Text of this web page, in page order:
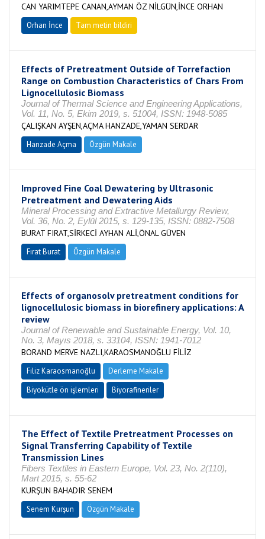
CAN YARIMTEPE CANAN,AYMAN ÖZ NİLGÜN,İNCE ORHAN
Orhan İnce Tam metin bildiri
Effects of Pretreatment Outside of Torrefaction
Range on Combustion Characteristics of Chars From
Lignocellulosic Biomass
Journal of Thermal Science and Engineering Applications,
Vol. 11, No. 5, Ekim 2019, s. 51004, ISSN: 1948-5085
ÇALIŞKAN AYŞEN,AÇMA HANZADE,YAMAN SERDAR
Hanzade Açma Özgün Makale
Improved Fine Coal Dewatering by Ultrasonic
Pretreatment and Dewatering Aids
Mineral Processing and Extractive Metallurgy Review,
Vol. 36, No. 2, Eylül 2015, s. 129-135, ISSN: 0882-7508
BURAT FIRAT,SİRKECİ AYHAN ALİ,ÖNAL GÜVEN
Fırat Burat Özgün Makale
Effects of organosolv pretreatment conditions for
lignocellulosic biomass in biorefinery applications: A
review
Journal of Renewable and Sustainable Energy, Vol. 10,
No. 3, Mayıs 2018, s. 33104, ISSN: 1941-7012
BORAND MERVE NAZLI,KARAOSMANOĞLU FİLİZ
Filiz Karaosmanoğlu
Derleme Makale
Biyokütle ön işlemleri
Biyorafineriler
The Effect of Textile Pretreatment Processes on
Signal Transferring Capability of Textile
Transmission Lines
Fibers Textiles in Eastern Europe, Vol. 23, No. 2(110),
Mart 2015, s. 55-62
KURŞUN BAHADIR SENEM
Senem Kurşun Özgün Makale